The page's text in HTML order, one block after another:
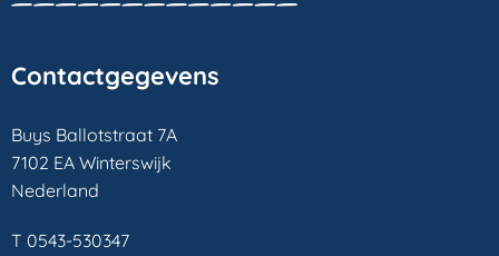
Contactgegevens
Buys Ballotstraat 7A
7102 EA Winterswijk
Nederland
T 0543-530347